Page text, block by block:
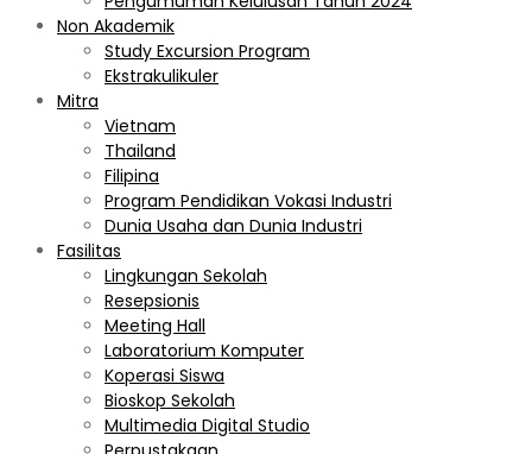
Non Akademik
Study Excursion Program
Ekstrakulikuler
Mitra
Vietnam
Thailand
Filipina
Program Pendidikan Vokasi Industri
Dunia Usaha dan Dunia Industri
Fasilitas
Lingkungan Sekolah
Resepsionis
Meeting Hall
Laboratorium Komputer
Koperasi Siswa
Bioskop Sekolah
Multimedia Digital Studio